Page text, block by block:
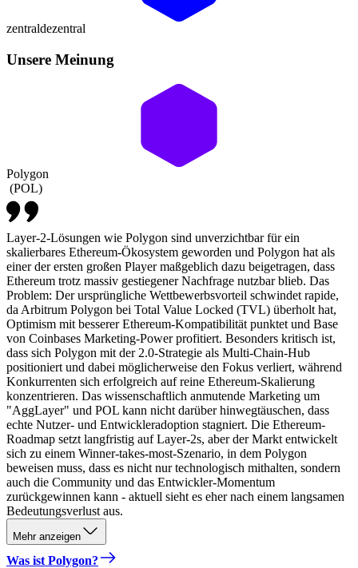
zentraldezentral
Unsere Meinung
Polygon
(POL)
Layer-2-Lösungen wie Polygon sind unverzichtbar für ein
skalierbares Ethereum-Ökosystem geworden und Polygon hat als
einer der ersten großen Player maßgeblich dazu beigetragen, dass
Ethereum trotz massiv gestiegener Nachfrage nutzbar blieb. Das
Problem: Der ursprüngliche Wettbewerbsvorteil schwindet rapide,
da Arbitrum Polygon bei Total Value Locked (TVL) überholt hat,
Optimism mit besserer Ethereum-Kompatibilität punktet und Base
von Coinbases Marketing-Power profitiert. Besonders kritisch ist,
dass sich Polygon mit der 2.0-Strategie als Multi-Chain-Hub
positioniert und dabei möglicherweise den Fokus verliert, während
Konkurrenten sich erfolgreich auf reine Ethereum-Skalierung
konzentrieren. Das wissenschaftlich anmutende Marketing um
"AggLayer" und POL kann nicht darüber hinwegtäuschen, dass
echte Nutzer- und Entwickleradoption stagniert. Die Ethereum-
Roadmap setzt langfristig auf Layer-2s, aber der Markt entwickelt
sich zu einem Winner-takes-most-Szenario, in dem Polygon
beweisen muss, dass es nicht nur technologisch mithalten, sondern
auch die Community und das Entwickler-Momentum
zurückgewinnen kann - aktuell sieht es eher nach einem langsamen
Bedeutungsverlust aus.
Mehr anzeigen
Was ist Polygon?